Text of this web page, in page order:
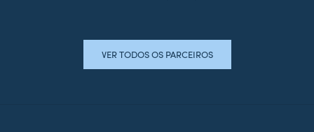
VER TODOS OS PARCEIROS